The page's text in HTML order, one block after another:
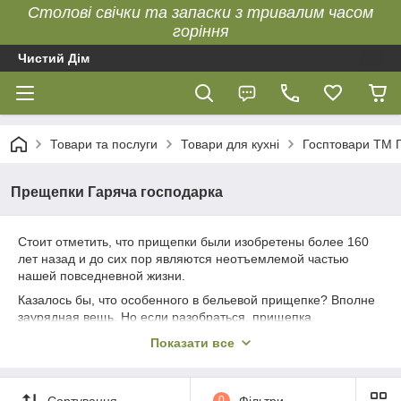
Столові свічки та запаски з тривалим часом
горіння
Чистий Дім
Товари та послуги Товари для кухні Госптовари ТМ
Прещепки Гаряча господарка
Стоит отметить, что прищепки были изобретены более 160
лет назад и до сих пор являются неотъемлемой частью
нашей повседневной жизни.
Казалось бы, что особенного в бельевой прищепке? Вполне
заурядная вещь. Но если разобраться, прищепка
средневековые мечи, древние керамические сосуды и другие
Показати все